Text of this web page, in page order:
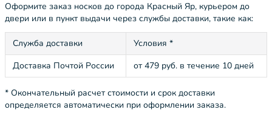
Оформите заказ носков до города Красный Яр, курьером до
двери или в пункт выдачи через службы доставки, такие как:
Служба доставки
Условия *
Доставка Почтой России
от 479 руб. в течение 10 дней
* Окончательный расчет стоимости и срок доставки
определяется автоматически при оформлении заказа.